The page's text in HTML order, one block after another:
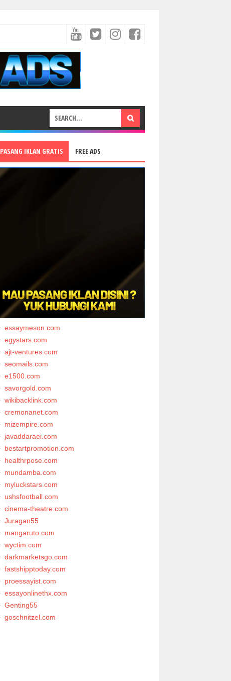
PASANG IKLAN GRATIS FREE ADS
essaymeson.com
egystars.com
ajt-ventures.com
seomails.com
e1500.com
savorgold.com
wikibacklink.com
cremonanet.com
mizempire.com
javaddaraei.com
bestartpromotion.com
healthrpose.com
mundamba.com
myluckstars.com
ushsfootball.com
cinema-theatre.com
Juragan55
mangaruto.com
wyctim.com
darkmarketsgo.com
fastshipptoday.com
proessayist.com
essayonlinethx.com
Genting55
goschnitzel.com